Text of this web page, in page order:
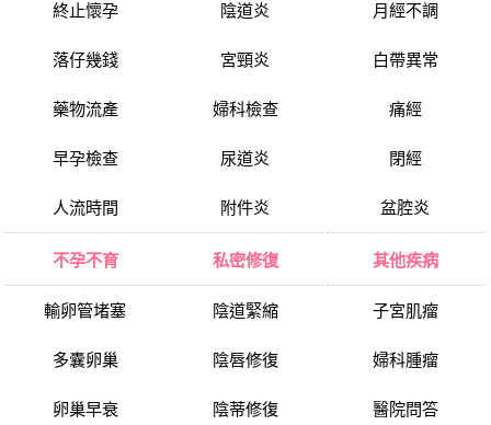
終止懷孕
落仔幾錢
藥物流產
早孕檢查
人流時間
陰道炎
宮頸炎
婦科檢查
尿道炎
附件炎
月經不調
白帶異常
痛經
閉經
盆腔炎
不孕不育
輸卵管堵塞
多囊卵巢
卵巢早衰
私密修復
陰道緊縮
陰唇修復
陰蒂修復
其他疾病
子宮肌瘤
婦科腫瘤
醫院問答